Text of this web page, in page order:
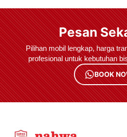
Pesan
Pilihan mobil lengkap, harga
profesional untuk kebutuhan
BOOK